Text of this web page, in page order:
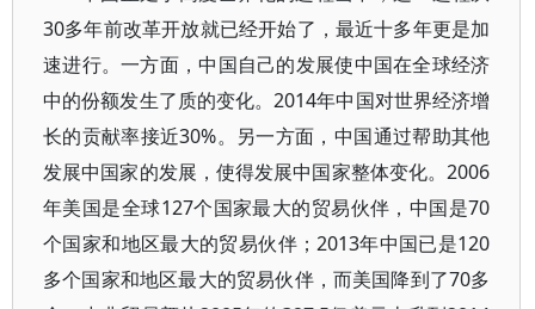
30多年前改革开放就已经开始了，最近十多年更是加
速进行。一方面，中国自己的发展使中国在全球经济
中的份额发生了质的变化。2014年中国对世界经济增
长的贡献率接近30%。另一方面，中国通过帮助其他
发展中国家的发展，使得发展中国家整体变化。2006
年美国是全球127个国家最大的贸易伙伴，中国是70
个国家和地区最大的贸易伙伴；2013年中国已是120
多个国家和地区最大的贸易伙伴，而美国降到了70多